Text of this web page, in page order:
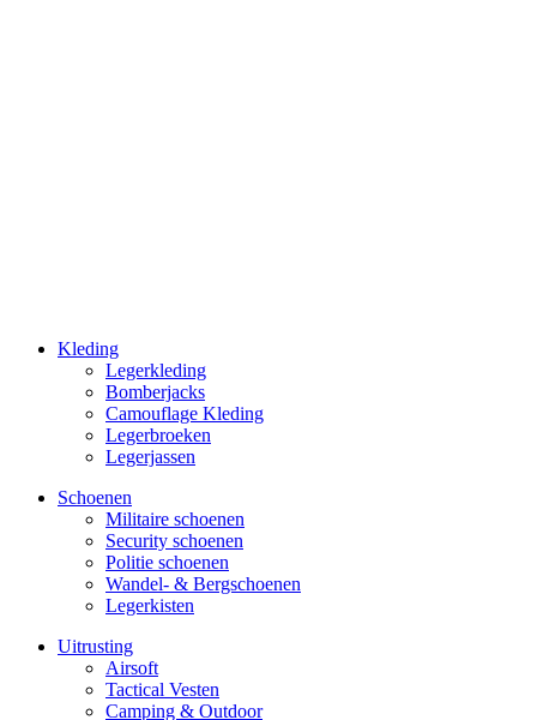
Kleding
Legerkleding
Bomberjacks
Camouflage Kleding
Legerbroeken
Legerjassen
Schoenen
Militaire schoe­nen
Security schoenen
Politie schoenen
Wandel- & Berg­­schoenen
Legerkisten
Uitrusting
Airsoft
Tactical Ves­ten
Camping & Outdoor